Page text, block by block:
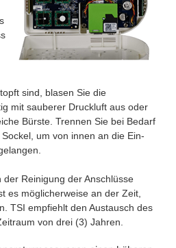
sind, blasen Sie die
mit sauberer Druckluft aus oder
Bürste. Trennen Sie bei Bedarf
um von innen an die Ein-
Reinigung der Anschlüsse
es möglicherweise an der Zeit,
TSI empfiehlt den Austausch des
von drei (3) Jahren.